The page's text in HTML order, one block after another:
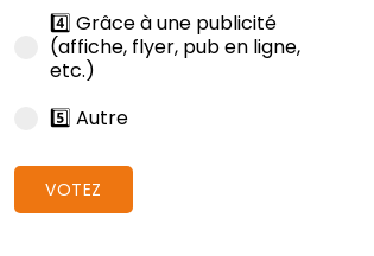
4️⃣ Grâce à une publicité
(affiche, flyer, pub en ligne,
etc.)
5️⃣ Autre
VOTEZ